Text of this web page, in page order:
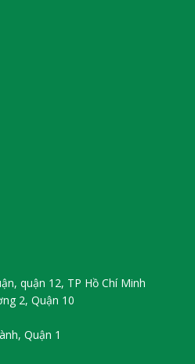
quận 12, TP Hồ Chí Minh
2, Quận 10
Quận 1